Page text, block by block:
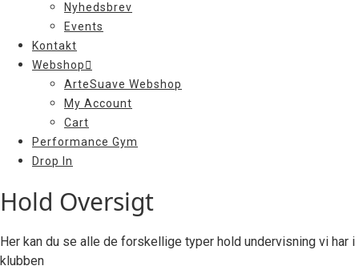
Nyhedsbrev
Events
Kontakt
Webshop
ArteSuave Webshop
My Account
Cart
Performance Gym
Drop In
Hold Oversigt
Her kan du se alle de forskellige typer hold undervisning vi har i
klubben